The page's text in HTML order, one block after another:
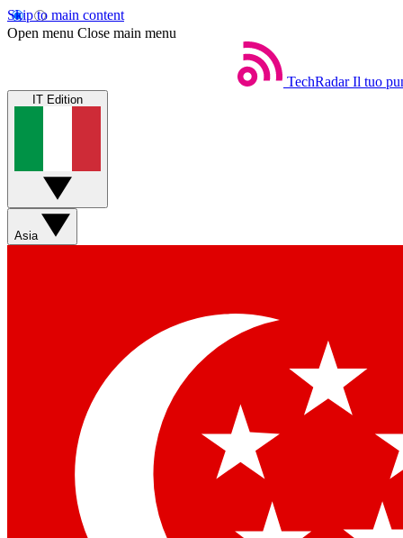
Skip to main content
Open menu Close main menu
TechRadar Il tuo
IT Edition
Asia